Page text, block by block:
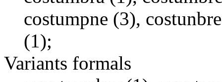
costumpne (3),
(1);
Variants formals